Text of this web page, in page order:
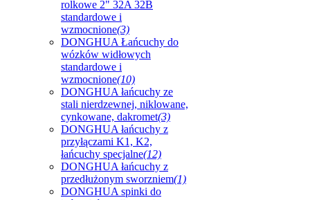
rolkowe 2" 32A 32B
standardowe i
wzmocnione(3)
DONGHUA Łańcuchy do
wózków widłowych
standardowe i
wzmocnione(10)
DONGHUA łańcuchy ze
stali nierdzewnej, niklowane,
cynkowane, dakromet(3)
DONGHUA łańcuchy z
przyłączami K1, K2,
łańcuchy specjalne(12)
DONGHUA łańcuchy z
przedłużonym sworzniem(1)
DONGHUA spinki do